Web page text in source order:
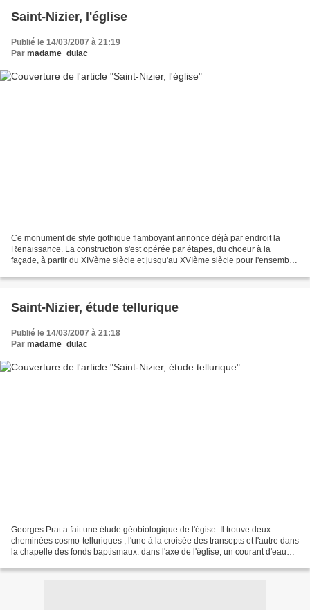
Saint-Nizier, l'église
Publié le 14/03/2007 à 21:19
Par madame_dulac
Ce monument de style gothique flamboyant annonce déjà par endroit la
Renaissance. La construction s'est opérée par étapes, du choeur à la
façade, à partir du XIVème siècle et jusqu'au XVIème siècle pour l'ensemble
Saint-Nizier, étude tellurique
Publié le 14/03/2007 à 21:18
Par madame_dulac
Georges Prat a fait une étude géobiologique de l'égise. Il trouve deux
cheminées cosmo-telluriques , l'une à la croisée des transepts et l'autre dans
la chapelle des fonds baptismaux. dans l'axe de l'église, un courant d'eau